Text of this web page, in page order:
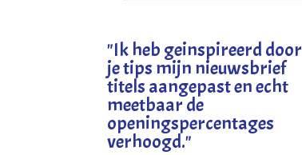
"Ik heb geinspireerd door
je tips mijn nieuwsbrief
titels aangepast en echt
meetbaar de
openingspercentages
verhoogd."